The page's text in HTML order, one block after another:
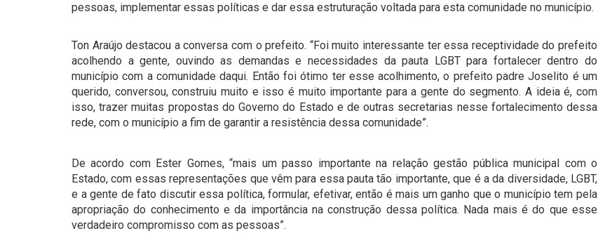
pessoas, implementar essas políticas e dar essa estruturação voltada para esta comunidade no município.
Ton Araújo destacou a conversa com o prefeito. “Foi muito interessante ter essa receptividade do prefeito
acolhendo a gente, ouvindo as demandas e necessidades da pauta LGBT para fortalecer dentro do
município com a comunidade daqui. Então foi ótimo ter esse acolhimento, o prefeito padre Joselito é um
querido, conversou, construiu muito e isso é muito importante para a gente do segmento. A ideia é, com
isso, trazer muitas propostas do Governo do Estado e de outras secretarias nesse fortalecimento dessa
rede, com o município a fim de garantir a resistência dessa comunidade”.
De acordo com Ester Gomes, “mais um passo importante na relação gestão pública municipal com o
Estado, com essas representações que vêm para essa pauta tão importante, que é a da diversidade, LGBT,
e a gente de fato discutir essa política, formular, efetivar, então é mais um ganho que o município tem pela
apropriação do conhecimento e da importância na construção dessa política. Nada mais é do que esse
verdadeiro compromisso com as pessoas”.